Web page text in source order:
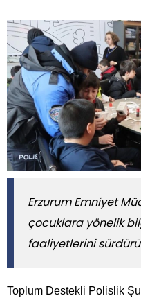
Erzurum Emniyet
çocuklara yönelik
faaliyetlerini
Toplum Destekli Polislik